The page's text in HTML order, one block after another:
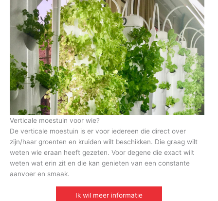
Verticale moestuin voor wie?
De verticale moestuin is er voor iedereen die direct over
zijn/haar groenten en kruiden wilt beschikken. Die graag wilt
weten wie eraan heeft gezeten. Voor degene die exact wilt
weten wat erin zit en die kan genieten van een constante
aanvoer en smaak.
Ik wil meer informatie